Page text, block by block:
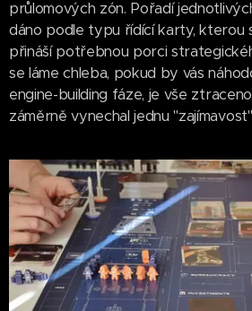
průlomových zón. Pořadí
dáno podle typu řídící karty, kterou
přináší potřebnou porci
se láme chleba, pokud by vás
engine-building fáze, je vše
záměrně vynechal jednu